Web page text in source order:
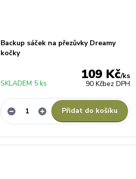
Backup sáček na přezůvky Dreamy
kočky
109 Kč/ks
90 Kčbez DPH
SKLADEM 5 ks
Přidat do košíku